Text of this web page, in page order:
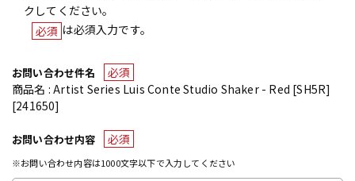
クしてください。
必須 は必須入力です。
お問い合わせ件名
必須
商品名 : Artist Series Luis Conte Studio Shaker - Red [SH5R]
[241650]
お問い合わせ内容 必須
※お問い合わせ内容は1000文字以下で入力してください